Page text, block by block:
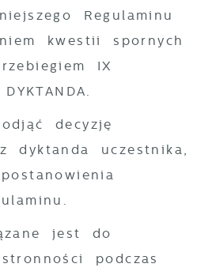
Regulaminu
kwestii spornych
IX
decyzję
dyktanda uczestnika,
jest do
podczas